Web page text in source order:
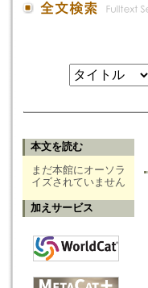
本文を読む
まだ本館にオーソラ
イズされていません
加えサービス